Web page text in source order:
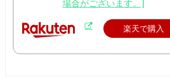
楽天で購入